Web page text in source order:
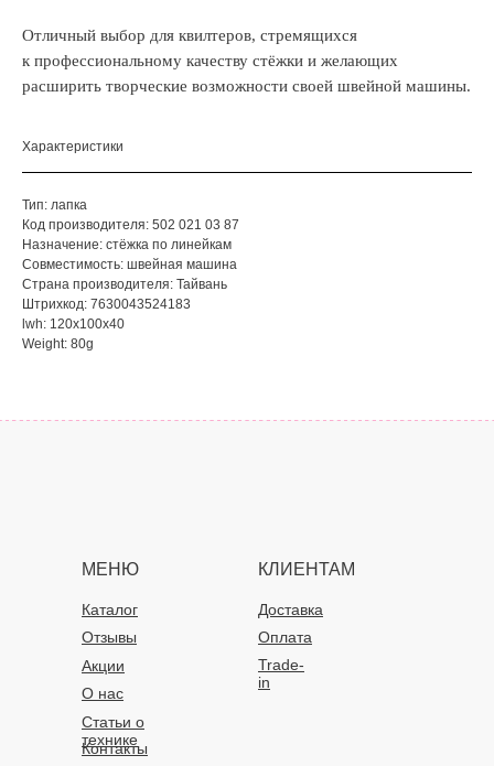
Отличный выбор для квилтеров, стремящихся
к профессиональному качеству стёжки и желающих
расширить творческие возможности своей швейной машины.
Характеристики
Тип: лапка
Код производителя: 502 021 03 87
Назначение: стёжка по линейкам
Совместимость: швейная машина
Страна производителя: Тайвань
Штрихкод: 7630043524183
lwh: 120x100x40
Weight: 80g
МЕНЮ КЛИЕНТАМ
Каталог
О нас
Доставка
Статьи о
технике
Оплата
Отзывы
Акции
Контакты
Trade-
in